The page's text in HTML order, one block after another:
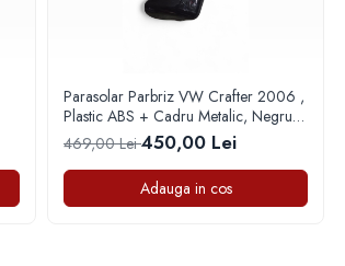
Parasolar Parbriz VW Crafter 2006 ,
Plastic ABS + Cadru Metalic, Negru
Lucios
469,00 Lei450,00 Lei
Adauga in cos